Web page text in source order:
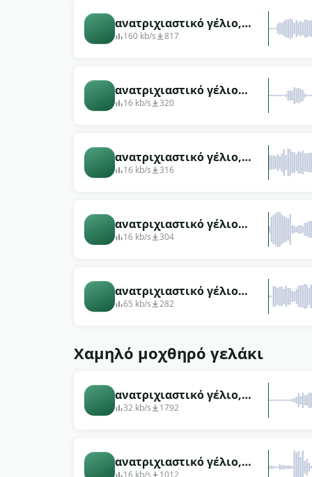
ανατριχιαστικό γέλιο,
μονό αιχμηρό θηλυκό
160 kb/s 817
ανατριχιαστικό γέλιο
ανύπαντρη γυναίκα
16 kb/s 320
ανατριχιαστικό γέλιο,
τεράστιο μελωδικό
16 kb/s 316
ανατριχιαστικό γέλιο
μοναχική γυναίκα στο
16 kb/s 304
ανατριχιαστικό γέλιο
αιχμηρό θηλυκό ψηλά στο
65 kb/s 282
Χαμηλό μοχθηρό γελάκι
ανατριχιαστικό γέλιο,
μικρό μελωδικό αρσενικό
32 kb/s 1792
ανατριχιαστικό γέλιο,
16 kb/s 1012